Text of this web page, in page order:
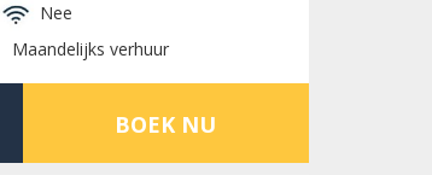
Nee
Maandelijks verhuur
BOEK NU